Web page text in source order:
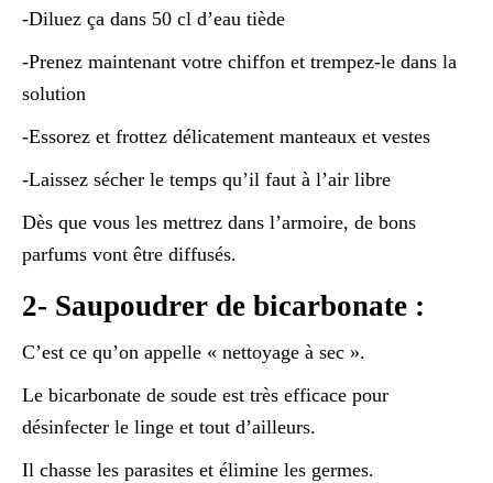
-Diluez ça dans 50 cl d’eau tiède
-Prenez maintenant votre chiffon et trempez-le dans la
solution
-Essorez et frottez délicatement manteaux et vestes
-Laissez sécher le temps qu’il faut à l’air libre
Dès que vous les mettrez dans l’armoire, de bons
parfums vont être diffusés.
2- Saupoudrer de bicarbonate :
C’est ce qu’on appelle « nettoyage à sec ».
Le bicarbonate de soude est très efficace pour
désinfecter le linge et tout d’ailleurs.
Il chasse les parasites et élimine les germes.